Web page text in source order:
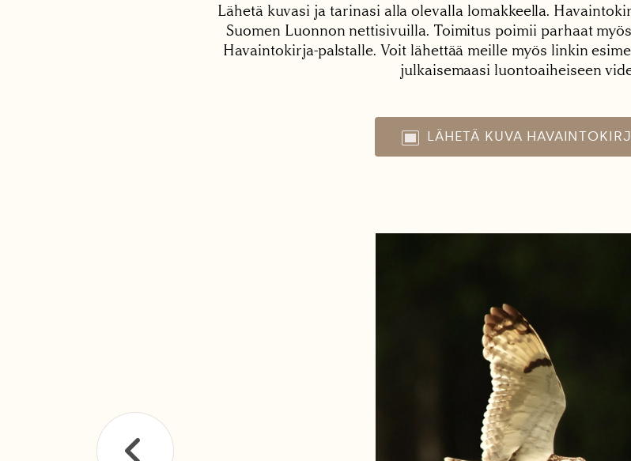
Lähetä kuvasi ja tarinasi alla olevalla lomakkeella.
Suomen Luonnon nettisivuilla. Toimitus poimii parhaat
Havaintokirja-palstalle. Voit lähettää meille myös linkin
julkaisemaasi luontoaiheiseen
LÄHETÄ KUVA